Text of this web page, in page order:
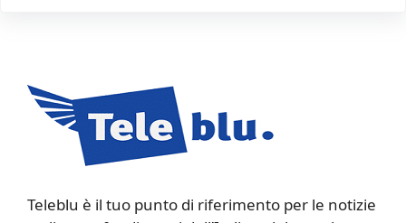
Teleblu è il tuo punto di riferimento per le notizie